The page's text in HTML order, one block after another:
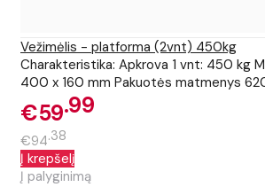
Vežimėlis - platforma (2vnt) 450kg
Charakteristika: Apkrova 1 vnt: 450 kg
400 x 160 mm Pakuotės matmenys
€59 99
€94 38
Į krepšelį
Į palyginimą